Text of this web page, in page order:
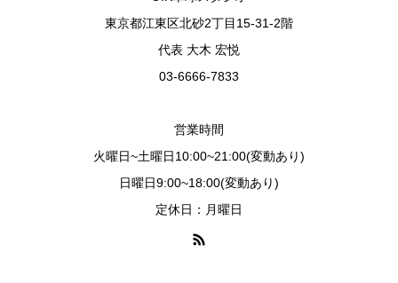
東京都江東区北砂2丁目15-31-2階
代表 大木 宏悦
03-6666-7833
営業時間
火曜日~土曜日10:00~21:00(変動あり)
日曜日9:00~18:00(変動あり)
定休日：月曜日